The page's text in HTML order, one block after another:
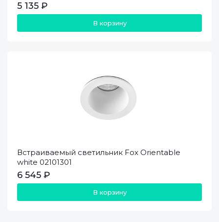
5 135 ₽
В корзину
Встраиваемый светильник Fox Orientable
white 02101301
6 545 ₽
В корзину